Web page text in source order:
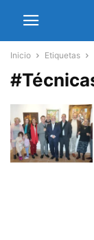
Inicio Etiquetas